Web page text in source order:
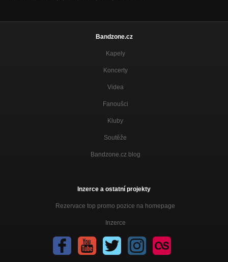
Bandzone.cz
Kapely
Koncerty
Videa
Fanoušci
Kluby
Soutěže
Bandzone.cz blog
Inzerce a ostatní projekty
Rezervace top promo pozice na homepage
Inzerce